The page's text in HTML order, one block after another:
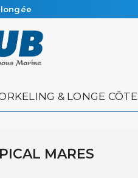
recommandé
& LONGE CÔTE
MARES